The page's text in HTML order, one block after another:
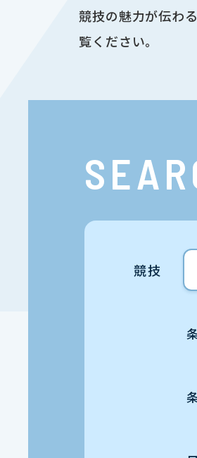
競技の魅力が伝わ
覧ください。
競技